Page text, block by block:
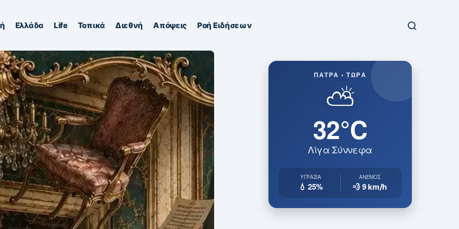
Ελλάδα Life Τοπικά Διεθνή Απόψεις Ροή Ειδήσεων
ΠΆΤΡΑ • ΤΏΡΑ
⛅
32°C
Λίγα Σύννεφα
ΥΓΡΑΣΊΑ
💧 25%
ΆΝΕΜΟΣ
💨 9km/h